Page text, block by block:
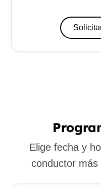
Elige fecha y
conductor más